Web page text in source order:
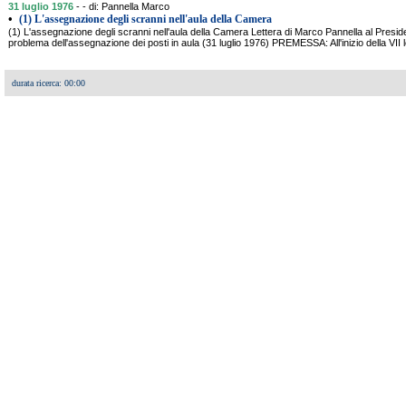
31 luglio 1976 - - di: Pannella Marco
• (1) L'assegnazione degli scranni nell'aula della Camera
(1) L'assegnazione degli scranni nell'aula della Camera Lettera di Marco Pannella al
problema dell'assegnazione dei posti in aula (31 luglio 1976) PREMESSA: All'inizio della VII
durata ricerca: 00:00